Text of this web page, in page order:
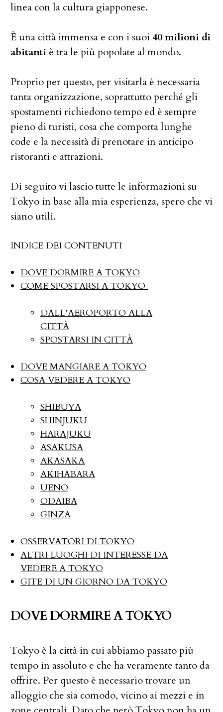
linea con la cultura giapponese.
È una città immensa e con i suoi 40 milioni di
abitanti è tra le più popolate al mondo.
Proprio per questo, per visitarla è necessaria
tanta organizzazione, soprattutto perché gli
spostamenti richiedono tempo ed è sempre
pieno di turisti, cosa che comporta lunghe
code e la necessità di prenotare in anticipo
ristoranti e attrazioni.
Di seguito vi lascio tutte le informazioni su
Tokyo in base alla mia esperienza, spero che vi
siano utili.
INDICE DEI CONTENUTI
DOVE DORMIRE A TOKYO
COME SPOSTARSI A TOKYO
DALL’AEROPORTO ALLA
CITTÀ
SPOSTARSI IN CITTÀ
DOVE MANGIARE A TOKYO
COSA VEDERE A TOKYO
SHIBUYA
SHINJUKU
HARAJUKU
ASAKUSA
AKASAKA
AKIHABARA
UENO
ODAIBA
GINZA
OSSERVATORI DI TOKYO
ALTRI LUOGHI DI INTERESSE DA
VEDERE A TOKYO
GITE DI UN GIORNO DA TOKYO
DOVE DORMIRE A TOKYO
Tokyo è la città in cui abbiamo passato più
tempo in assoluto e che ha veramente tanto da
offrire. Per questo è necessario trovare un
alloggio che sia comodo, vicino ai mezzi e in